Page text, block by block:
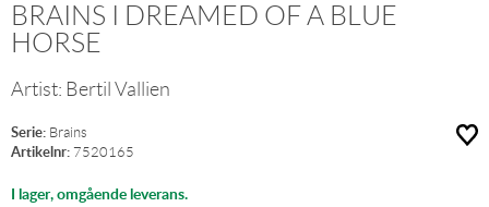
BRAINS I DREAMED OF A BLUE
HORSE
Artist: Bertil Vallien
Serie: Brains
Artikelnr: 7520165
I lager, omgående leverans.